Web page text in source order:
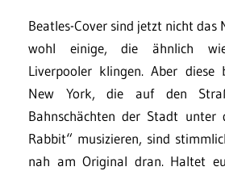
Beatles-Cover sind jetzt nicht das
wohl einige, die ähnlich
Liverpooler klingen. Aber diese
New York, die auf den
Bahnschächten der Stadt unter
Rabbit“ musizieren, sind
nah am Original dran. Haltet